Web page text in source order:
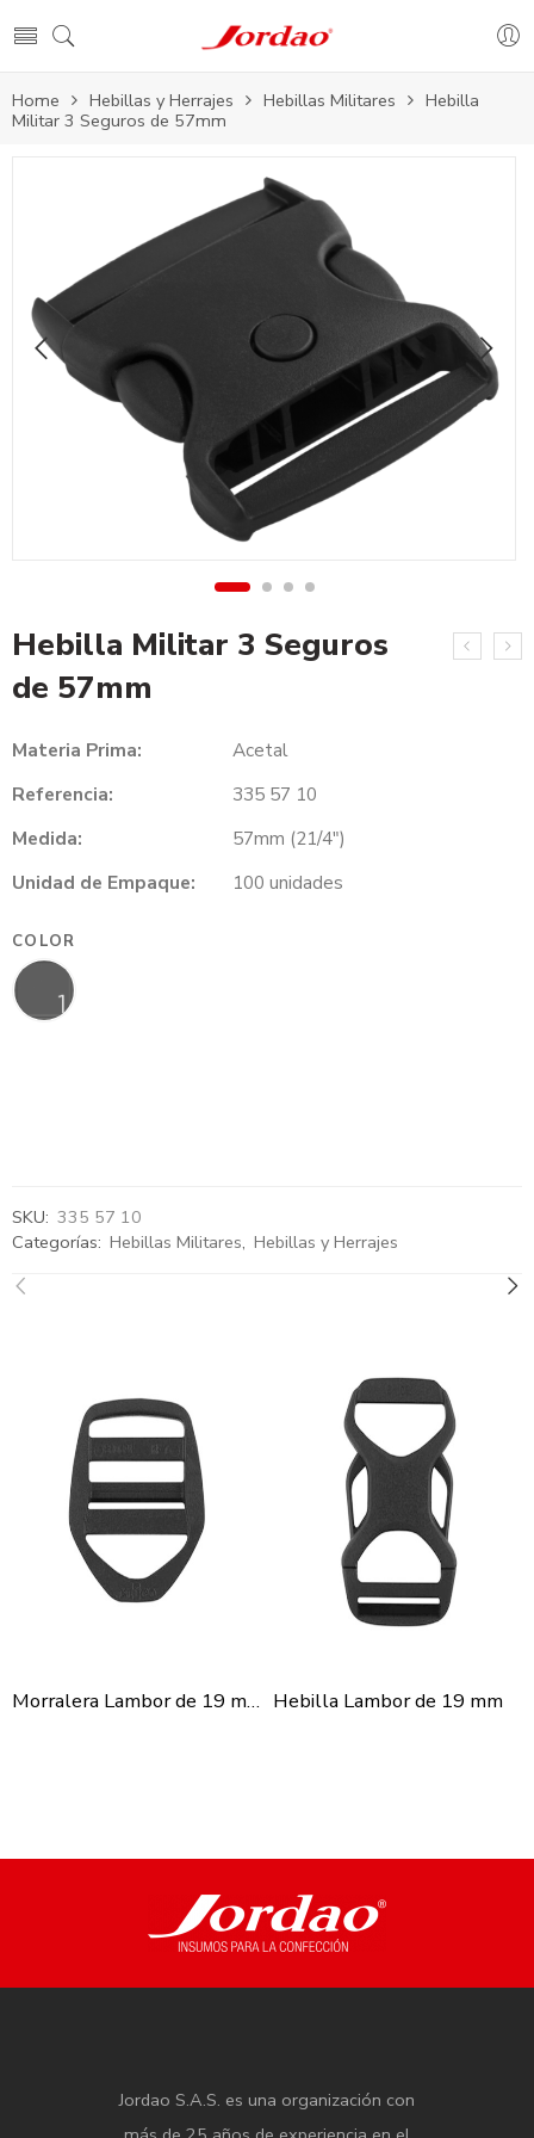
Home Hebillas y Herrajes Hebillas Militares
Hebilla
Militar 3 Seguros de 57mm
Hebilla Militar 3 Seguros
de 57mm
Materia Prima:
Acetal
Referencia:
335 57 10
Medida:
57mm (21/4″)
Unidad de Empaque:
100 unidades
COLOR
SKU: 335 57 10
Categorías: Hebillas Militares, Hebillas y Herrajes
Morralera Lambor de 19 mm Hebilla Lambor de 19 mm
Jordao S.A.S. es una organización con